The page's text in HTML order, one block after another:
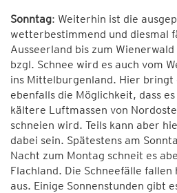
Sonntag: Weiterhin ist die
wetterbestimmend und diesmal
Ausseerland bis zum
bzgl. Schnee wird es auch vom
ins Mittelburgenland. Hier bringt
ebenfalls die Möglichkeit, dass
kältere Luftmassen von
schneien wird. Teils kann aber
dabei sein. Spätestens am
Nacht zum Montag schneit es
Flachland. Die Schneefälle
aus. Einige Sonnenstunden gibt